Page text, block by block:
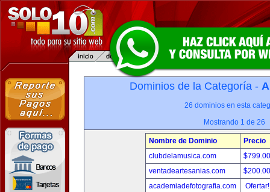
Dominios de la Categoría -
26 dominios en esta
Mostrando 1 de 26
Nombre de Dominio
Precio
clubdelamusica.com
ventadeartesanias.com
academiadefotografia.com